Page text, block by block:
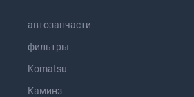
автозапчасти
фильтры
Komatsu
Каминз